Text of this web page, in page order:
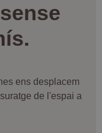
ens desplacem
de l'espai a